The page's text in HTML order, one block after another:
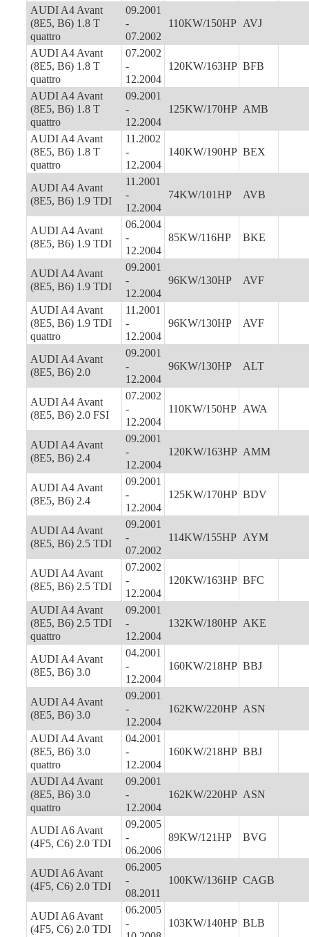
AUDI A4 Avant
(8E5, B6) 1.8 T
quattro
09.2001
-
07.2002
110KW/150HP AVJ
AUDI A4 Avant
(8E5, B6) 1.8 T
quattro
07.2002
-
12.2004
120KW/163HP BFB
AUDI A4 Avant
(8E5, B6) 1.8 T
quattro
09.2001
-
12.2004
125KW/170HP AMB
AUDI A4 Avant
(8E5, B6) 1.8 T
quattro
11.2002
-
12.2004
140KW/190HP BEX
AUDI A4 Avant
(8E5, B6) 1.9 TDI
11.2001
-
12.2004
74KW/101HP AVB
AUDI A4 Avant
(8E5, B6) 1.9 TDI
06.2004
-
12.2004
85KW/116HP BKE
AUDI A4 Avant
(8E5, B6) 1.9 TDI
09.2001
-
12.2004
96KW/130HP AVF
AUDI A4 Avant
(8E5, B6) 1.9 TDI
quattro
11.2001
-
12.2004
96KW/130HP AVF
AUDI A4 Avant
(8E5, B6) 2.0
09.2001
-
12.2004
96KW/130HP ALT
AUDI A4 Avant
(8E5, B6) 2.0 FSI
07.2002
-
12.2004
110KW/150HP AWA
AUDI A4 Avant
(8E5, B6) 2.4
09.2001
-
12.2004
120KW/163HP AMM
AUDI A4 Avant
(8E5, B6) 2.4
09.2001
-
12.2004
125KW/170HP BDV
AUDI A4 Avant
(8E5, B6) 2.5 TDI
09.2001
-
07.2002
114KW/155HP AYM
AUDI A4 Avant
(8E5, B6) 2.5 TDI
07.2002
-
12.2004
120KW/163HP BFC
AUDI A4 Avant
(8E5, B6) 2.5 TDI
quattro
09.2001
-
12.2004
132KW/180HP AKE
AUDI A4 Avant
(8E5, B6) 3.0
04.2001
-
12.2004
160KW/218HP BBJ
AUDI A4 Avant
(8E5, B6) 3.0
09.2001
-
12.2004
162KW/220HP ASN
AUDI A4 Avant
(8E5, B6) 3.0
quattro
04.2001
-
12.2004
160KW/218HP BBJ
AUDI A4 Avant
(8E5, B6) 3.0
quattro
09.2001
-
12.2004
162KW/220HP ASN
AUDI A6 Avant
(4F5, C6) 2.0 TDI
09.2005
-
06.2006
89KW/121HP BVG
AUDI A6 Avant
(4F5, C6) 2.0 TDI
06.2005
-
08.2011
100KW/136HP CAGB
AUDI A6 Avant
(4F5, C6) 2.0 TDI
06.2005
-
103KW/140HP BLB